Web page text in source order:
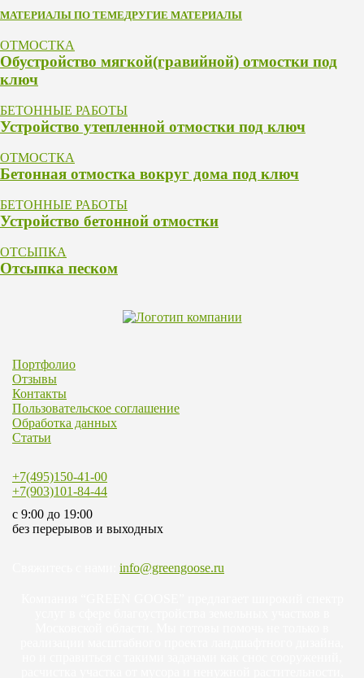
МАТЕРИАЛЫ ПО ТЕМЕДРУГИЕ МАТЕРИАЛЫ
ОТМОСТКА
Обустройство мягкой(гравийной) отмостки под
ключ
БЕТОННЫЕ РАБОТЫ
Устройство утепленной отмостки под ключ
ОТМОСТКА
Бетонная отмостка вокруг дома под ключ
БЕТОННЫЕ РАБОТЫ
Устройство бетонной отмостки
ОТСЫПКА
Отсыпка песком
Портфолио
Отзывы
Контакты
Пользовательское соглашение
Обработка данных
Статьи
+7(495)150-41-00
+7(903)101-84-44
c 9:00 до 19:00
без перерывов и выходных
info@greengoose.ru